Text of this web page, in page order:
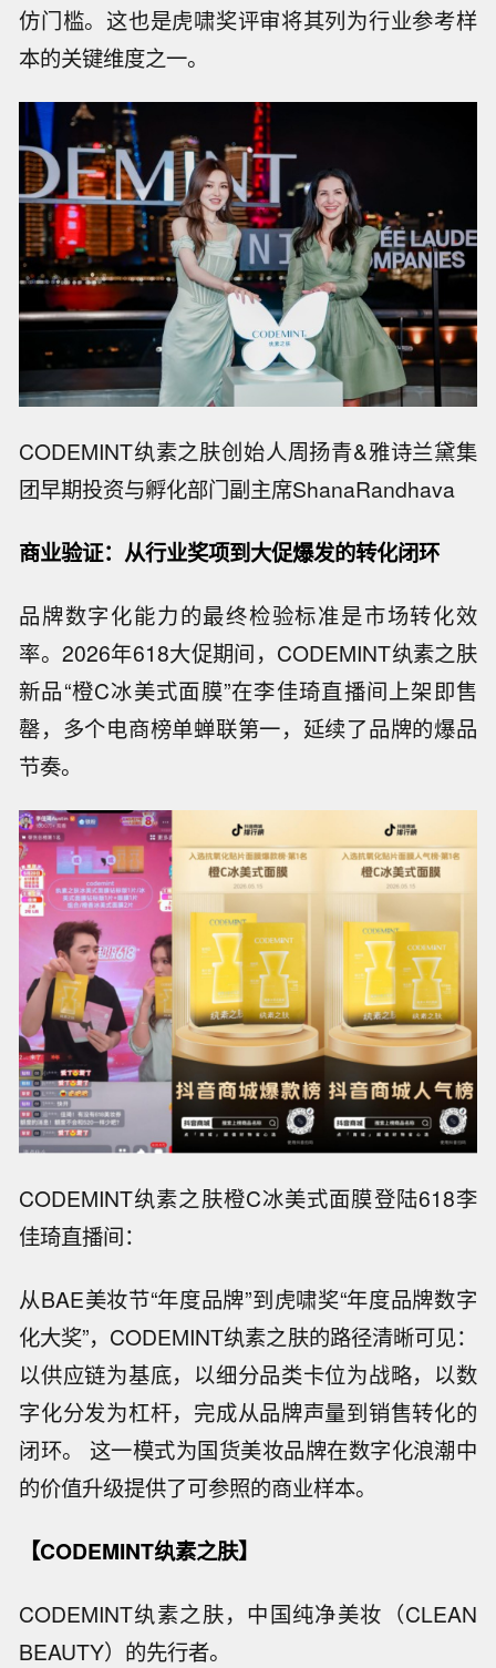
仿门槛。这也是虎啸奖评审将其列为行业参考样
本的关键维度之一。
CODEMINT纨素之肤创始人周扬青&雅诗兰黛集
团早期投资与孵化部门副主席ShanaRandhava
商业验证：从行业奖项到大促爆发的转化闭环
品牌数字化能力的最终检验标准是市场转化效
率。2026年618大促期间，CODEMINT纨素之肤
新品“橙C冰美式面膜”在李佳琦直播间上架即售
罄，多个电商榜单蝉联第一，延续了品牌的爆品
节奏。
CODEMINT纨素之肤橙C冰美式面膜登陆618李
佳琦直播间：
从BAE美妆节“年度品牌”到虎啸奖“年度品牌数字
化大奖”，CODEMINT纨素之肤的路径清晰可见：
以供应链为基底，以细分品类卡位为战略，以数
字化分发为杠杆，完成从品牌声量到销售转化的
闭环。 这一模式为国货美妆品牌在数字化浪潮中
的价值升级提供了可参照的商业样本。
【CODEMINT纨素之肤】
CODEMINT纨素之肤，中国纯净美妆（CLEAN
BEAUTY）的先行者。